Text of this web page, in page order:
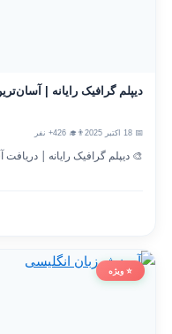
دیپلم گرافیک رایانه |
👨‍🎓 426+ نفر
🎨 دیپلم گرافیک رایانه | دریافت
⭐ ویژه